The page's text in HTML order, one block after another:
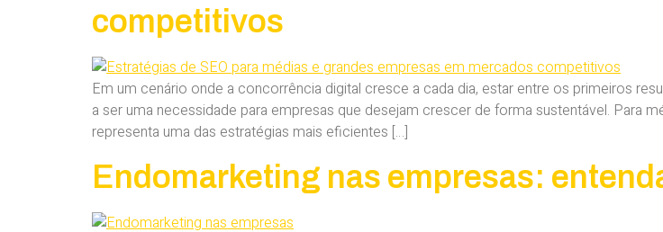
competitivos
Em um cenário onde a concorrência digital cresce a cada dia, estar entre os primeiros
a ser uma necessidade para empresas que desejam crescer de forma sustentável. Para
representa uma das estratégias mais eficientes […]
Endomarketing nas empresas: